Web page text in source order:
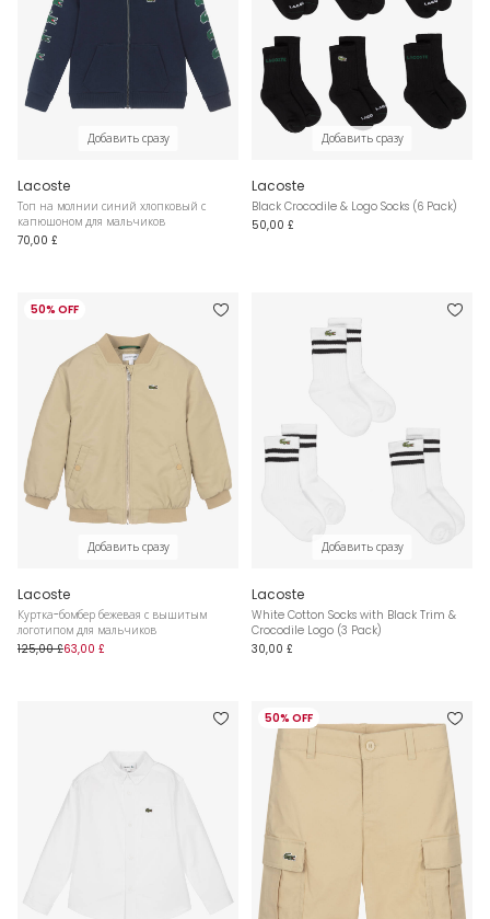
Добавить сразу
Lacoste
Топ на молнии синий хлопковый с
капюшоном для мальчиков
70,00 £
Добавить сразу
Lacoste
Black Crocodile & Logo Socks (6 Pack)
50,00 £
50% OFF
Добавить сразу
Lacoste
Куртка-бомбер бежевая с вышитым
логотипом для мальчиков
125,00 £63,00 £
Добавить сразу
Lacoste
White Cotton Socks with Black Trim &
Crocodile Logo (3 Pack)
30,00 £
50% OFF